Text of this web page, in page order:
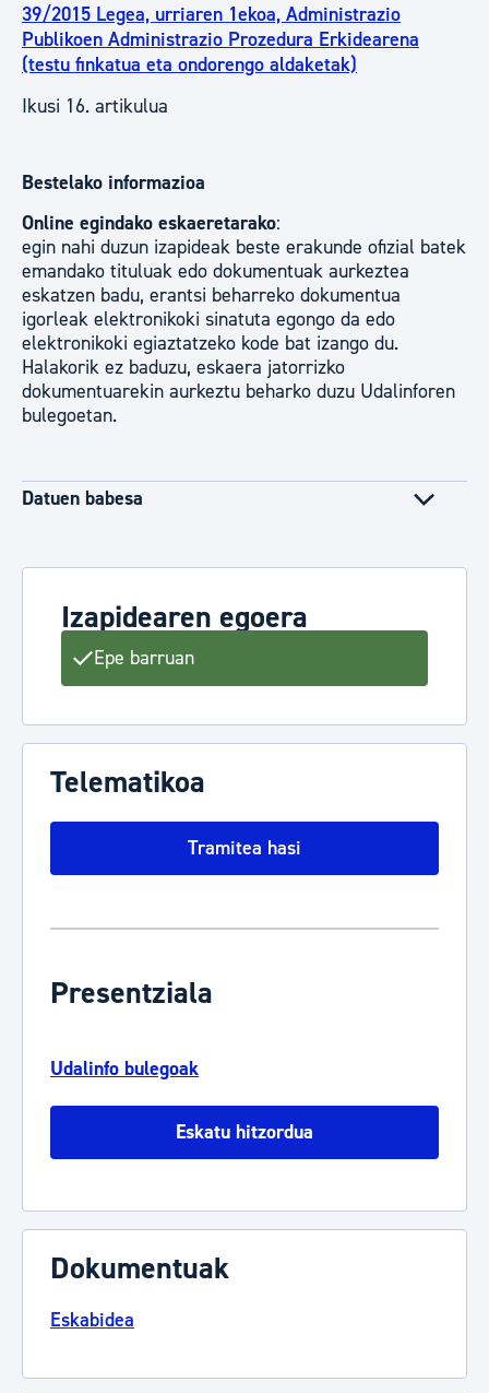
39/2015 Legea, urriaren 1ekoa, Administrazio
Publikoen Administrazio Prozedura Erkidearena
(testu finkatua eta ondorengo aldaketak)
Ikusi 16. artikulua
Bestelako informazioa
Online egindako eskaeretarako:
egin nahi duzun izapideak beste erakunde ofizial batek
emandako tituluak edo dokumentuak aurkeztea
eskatzen badu, erantsi beharreko dokumentua
igorleak elektronikoki sinatuta egongo da edo
elektronikoki egiaztatzeko kode bat izango du.
Halakorik ez baduzu, eskaera jatorrizko
dokumentuarekin aurkeztu beharko duzu Udalinforen
bulegoetan.
Datuen babesa
Izapidearen egoera
Epe barruan
Telematikoa
Tramitea hasi
Presentziala
Udalinfo bulegoak
Eskatu hitzordua
Dokumentuak
Eskabidea